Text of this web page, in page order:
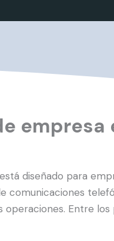
empresa
diseñado para
comunicaciones
operaciones. Entre